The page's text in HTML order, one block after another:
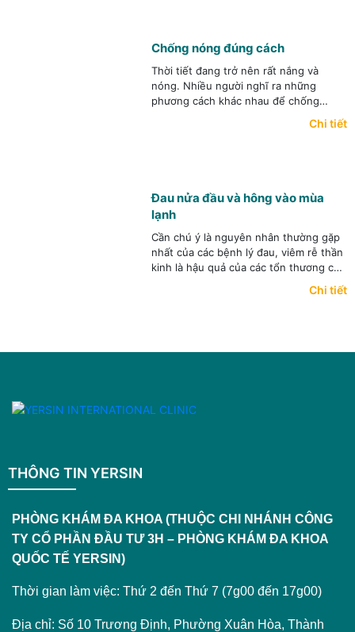
Chống nóng đúng cách
Thời tiết đang trở nên rất nắng và
nóng. Nhiều người nghĩ ra những
phương cách khác nhau để chống
nóng, thậm chí còn có những cách rất
kỳ lạ. Chẳng hạn như: dán miếng hạ
trong chậu nước, để miếng chườm lạnh
vào tủ lạnh rồi lấy ra quấn quanh
người...
Chi tiết
Đau nửa đầu và hông vào mùa
lạnh
Cần chú ý là nguyên nhân thường gặp
nhất của các bệnh lý đau, viêm rễ thần
kinh là hậu quả của các tổn thương cột
Chi tiết
THÔNG TIN YERSIN
PHÒNG KHÁM ĐA KHOA (THUỘC CHI NHÁNH CÔNG
TY CỔ PHẦN ĐẦU TƯ 3H – PHÒNG KHÁM ĐA KHOA
QUỐC TẾ YERSIN)
Thời gian làm việc: Thứ 2 đến Thứ 7 (7g00 đến 17g00)
Địa chỉ: Số 10 Trương Định, Phường Xuân Hòa, Thành